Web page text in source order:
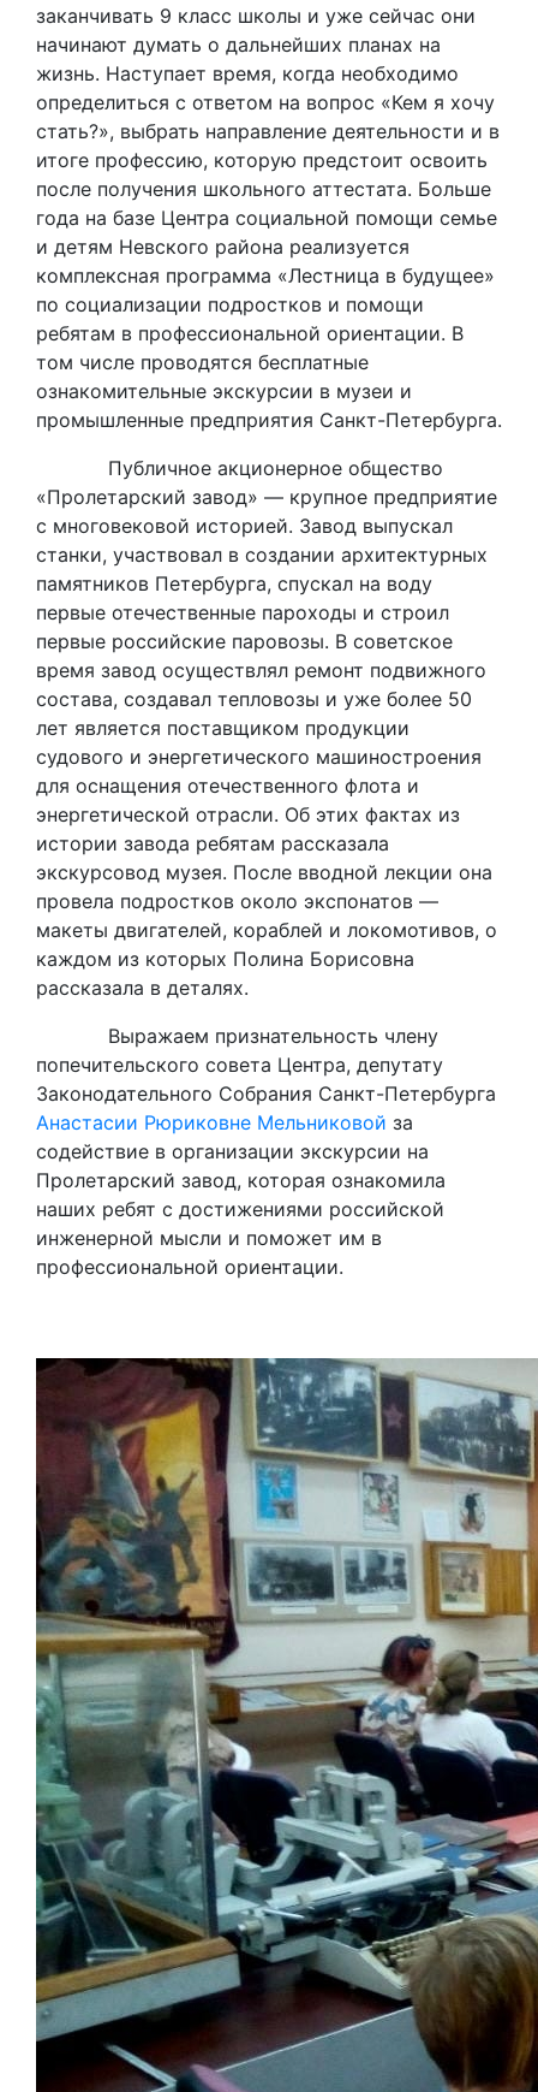
заканчивать 9 класс школы и уже сейчас они
начинают думать о дальнейших планах на
жизнь. Наступает время, когда необходимо
определиться с ответом на вопрос «Кем я хочу
стать?», выбрать направление деятельности и в
итоге профессию, которую предстоит освоить
после получения школьного аттестата. Больше
года на базе Центра социальной помощи семье
и детям Невского района реализуется
комплексная программа «Лестница в будущее»
по социализации подростков и помощи
ребятам в профессиональной ориентации. В
том числе проводятся бесплатные
ознакомительные экскурсии в музеи и
промышленные предприятия Санкт-Петербурга.
Публичное акционерное общество
«Пролетарский завод» — крупное предприятие
с многовековой историей. Завод выпускал
станки, участвовал в создании архитектурных
памятников Петербурга, спускал на воду
первые отечественные пароходы и строил
первые российские паровозы. В советское
время завод осуществлял ремонт подвижного
состава, создавал тепловозы и уже более 50
лет является поставщиком продукции
судового и энергетического машиностроения
для оснащения отечественного флота и
энергетической отрасли. Об этих фактах из
истории завода ребятам рассказала
экскурсовод музея. После вводной лекции она
провела подростков около экспонатов —
макеты двигателей, кораблей и локомотивов, о
каждом из которых Полина Борисовна
рассказала в деталях.
Выражаем признательность члену
попечительского совета Центра, депутату
Законодательного Собрания Санкт-Петербурга
Анастасии Рюриковне Мельниковой за
содействие в организации экскурсии на
Пролетарский завод, которая ознакомила
наших ребят с достижениями российской
инженерной мысли и поможет им в
профессиональной ориентации.